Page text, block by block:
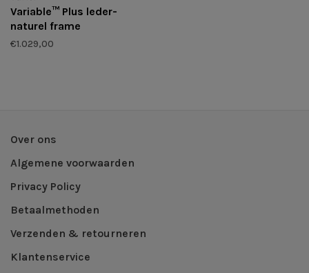
Variable™ Plus leder-
naturel frame
€1.029,00
Over ons
Algemene voorwaarden
Privacy Policy
Betaalmethoden
Verzenden & retourneren
Klantenservice